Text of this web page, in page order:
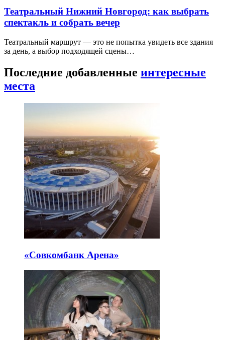
Театральный Нижний Новгород: как выбрать
спектакль и собрать вечер
Театральный маршрут — это не попытка увидеть все здания
за день, а выбор подходящей сцены…
Последние добавленные интересные
места
«Совкомбанк Арена⁠»